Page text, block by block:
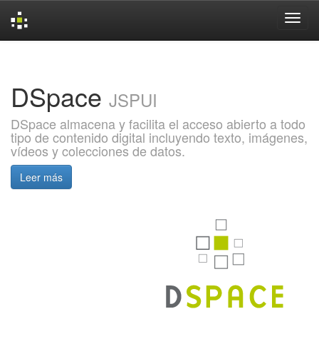
DSpace JSPUI
DSpace almacena y facilita el acceso abierto a todo
tipo de contenido digital incluyendo texto, imágenes,
vídeos y colecciones de datos.
Leer más